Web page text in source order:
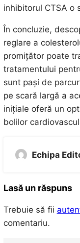
inhibitorul CTSA o
În concluzie,
reglare a
promițător poate
tratamentului
sunt pași de
pe scară largă a
inițiale oferă un
bolilor
Echipa
Lasă un răspuns
Trebuie să fii
comentariu.